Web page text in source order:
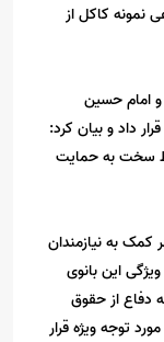
نمونه کاکل از
و امام حسین
داد و بیان کرد:
سخت به حمایت
کمک به نیازمندان
این بانوی
دفاع از حقوق
توجه ویژه قرار